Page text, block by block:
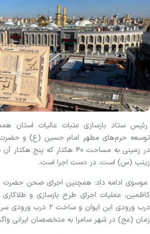
رئیس ستاد بازسازی عتبات عالیات استان
توسعه حرم‌های مطهر امام حسین (ع) و حضرت
در زمینی به مساحت ۴۰ هکتار
زینب (س) است، در دست اجرا است.
موسوی ادامه داد: همچنین اجرای صحن حضرت
کاظمین، عملیات اجرای طرح بازسازی و طلاکاری
درب ورودی این ایوان و
زمان (عج) در شهر سامرا به متخصصان ایرانی